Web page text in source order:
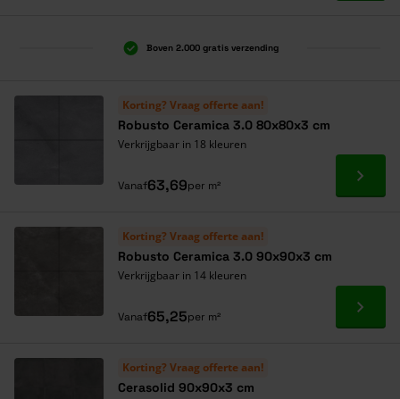
Boven 2.000 gratis verzending
Korting? Vraag offerte aan!
Robusto Ceramica 3.0 80x80x3 cm
Verkrijgbaar in 18 kleuren
Vanaf63,69per m² Ga
Korting? Vraag offerte aan!
Robusto Ceramica 3.0 90x90x3 cm
Verkrijgbaar in 14 kleuren
Vanaf65,25per m² Ga
Korting? Vraag offerte aan!
Cerasolid 90x90x3 cm